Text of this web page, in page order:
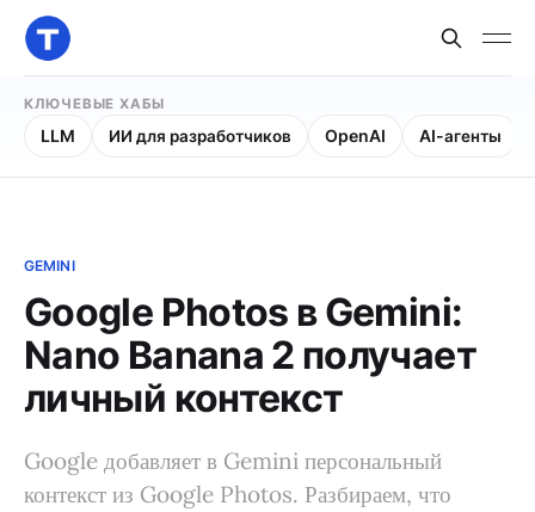
КЛЮЧЕВЫЕ ХАБЫ
LLM ИИ для разработчиков OpenAI AI-агенты
GEMINI
Google Photos в Gemini:
Nano Banana 2 получает
личный контекст
Google добавляет в Gemini персональный
контекст из Google Photos. Разбираем, что